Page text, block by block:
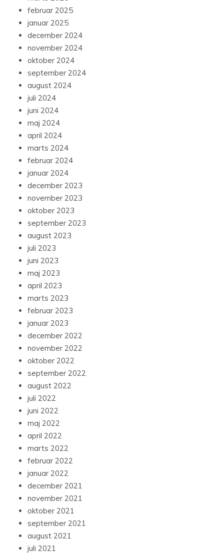
februar 2025
januar 2025
december 2024
november 2024
oktober 2024
september 2024
august 2024
juli 2024
juni 2024
maj 2024
april 2024
marts 2024
februar 2024
januar 2024
december 2023
november 2023
oktober 2023
september 2023
august 2023
juli 2023
juni 2023
maj 2023
april 2023
marts 2023
februar 2023
januar 2023
december 2022
november 2022
oktober 2022
september 2022
august 2022
juli 2022
juni 2022
maj 2022
april 2022
marts 2022
februar 2022
januar 2022
december 2021
november 2021
oktober 2021
september 2021
august 2021
juli 2021